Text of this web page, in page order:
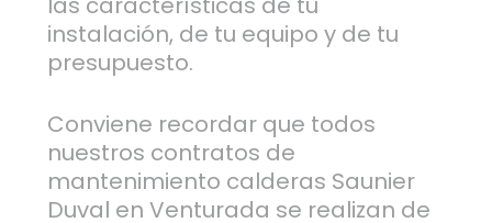
instalación, de tu equipo y de tu
presupuesto.
Conviene recordar que todos
nuestros contratos de
mantenimiento calderas Saunier
Duval en Venturada se realizan de